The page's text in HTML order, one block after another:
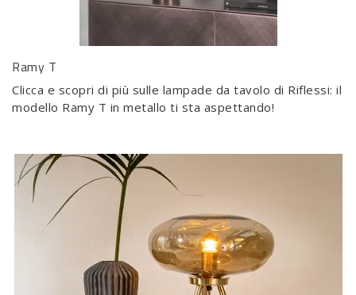
Ramy T
Clicca e scopri di più sulle lampade da tavolo di Riflessi: il
modello Ramy T in metallo ti sta aspettando!